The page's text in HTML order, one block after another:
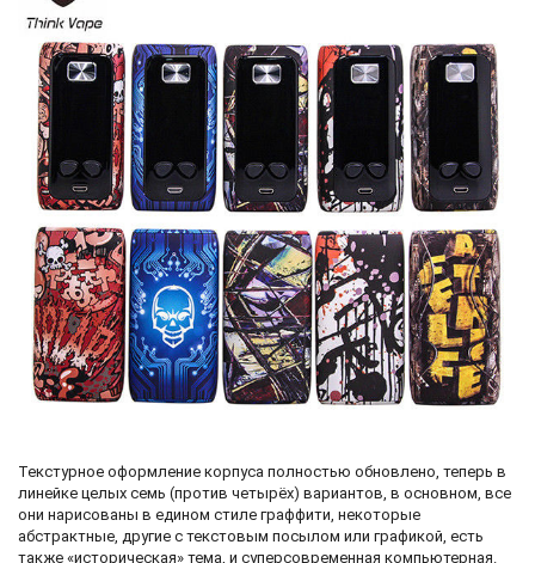
Текстурное оформление корпуса полностью обновлено, теперь в
линейке целых семь (против четырёх) вариантов, в основном, все
они нарисованы в едином стиле граффити, некоторые
абстрактные, другие с текстовым посылом или графикой, есть
также «историческая» тема, и суперсовременная компьютерная.